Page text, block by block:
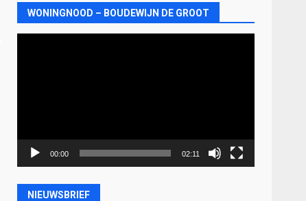
WONINGNOOD – BOUDEWIJN DE GROOT
00:00 02:11
NIEUWSBRIEF